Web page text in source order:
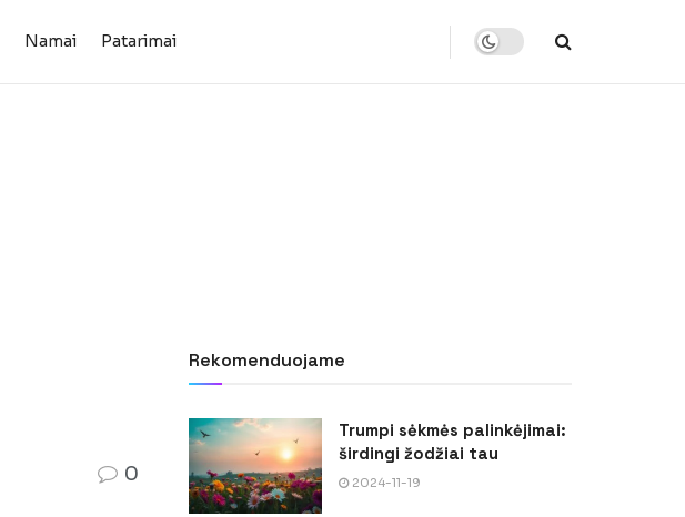
Namai Patarimai
0
Rekomenduojame
Trumpi sėkmės palinkėjimai:
širdingi žodžiai tau
2024-11-19